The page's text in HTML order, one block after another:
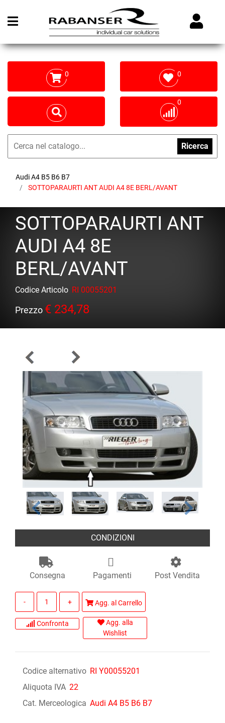
Open menu
0 0
0
Ricerca
Audi A4 B5 B6 B7
SOTTOPARAURTI ANT AUDI A4 8E BERL/AVANT
SOTTOPARAURTI ANT
AUDI A4 8E
BERL/AVANT
Codice Articolo RI 00055201
Prezzo € 234,78
CONDIZIONI
Consegna Pagamenti Post Vendita
Agg. al Carrello
Confronta
Agg. alla
Wishlist
Codice alternativo RI Y00055201
Aliquota IVA 22
Cat. Merceologica Audi A4 B5 B6 B7